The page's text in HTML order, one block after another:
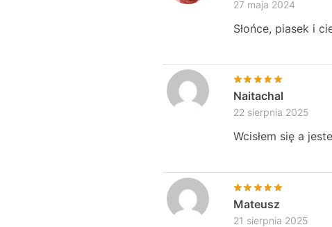
27 maja 2024
Słońce, piasek i
Naitachal
22 sierpnia 2025
Wcisłem się a
Mateusz
21 sierpnia 2025